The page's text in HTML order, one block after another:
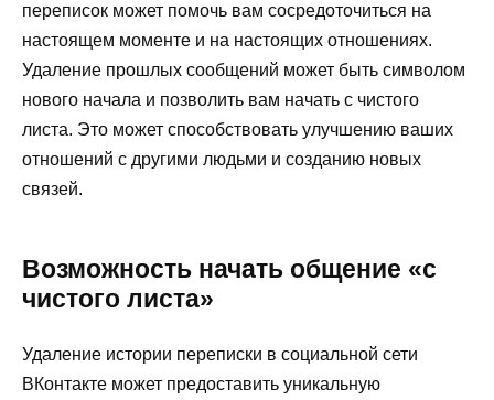
переписок может помочь вам сосредоточиться на
настоящем моменте и на настоящих отношениях.
Удаление прошлых сообщений может быть символом
нового начала и позволить вам начать с чистого
листа. Это может способствовать улучшению ваших
отношений с другими людьми и созданию новых
связей.
Возможность начать общение «с
чистого листа»
Удаление истории переписки в социальной сети
ВКонтакте может предоставить уникальную